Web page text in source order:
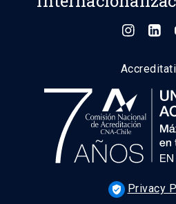
verified_user Privacy